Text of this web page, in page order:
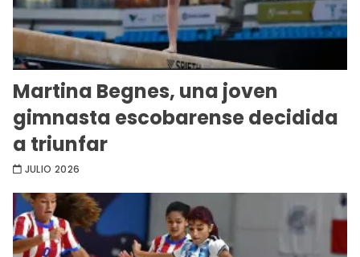
Martina Begnes, una joven
gimnasta escobarense decidida
a triunfar
JULIO 2026